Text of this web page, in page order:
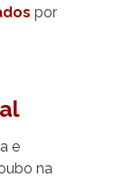
por
e
na